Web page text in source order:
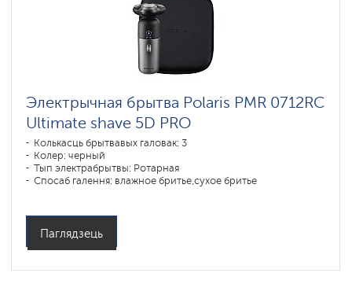
Электрычная брытва Polaris PMR 0712RC
Ultimate shave 5D PRO
Колькасць брытвавых галовак: 3
Колер: черный
Тып электрабрытвы: Ротарная
Спосаб галення: влажное бритье,сухое бритье
Паглядзець